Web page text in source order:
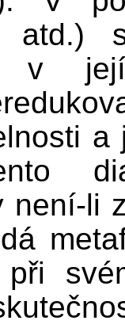
v její
není-li